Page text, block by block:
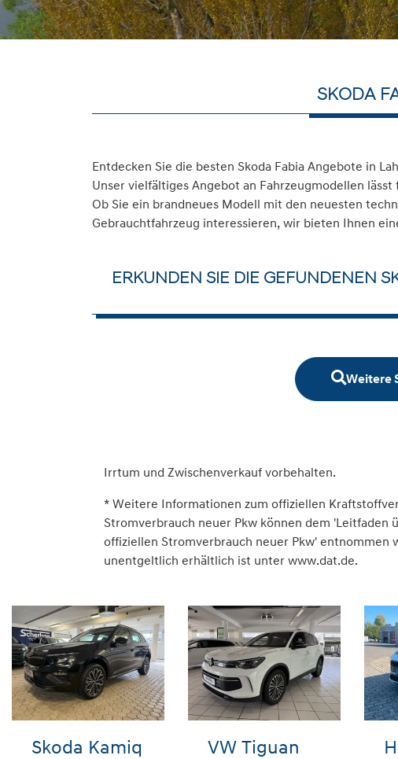
SKODA
Entdecken Sie die besten Skoda Fabia Angebote in
Unser vielfältiges Angebot an Fahrzeugmodellen
Ob Sie ein brandneues Modell mit den neuesten
Gebrauchtfahrzeug interessieren, wir bieten Ihnen
ERKUNDEN SIE DIE GEFUNDENEN
Weitere
Irrtum und Zwischenverkauf vorbehalten.
* Weitere Informationen zum offiziellen
Stromverbrauch neuer Pkw können dem
offiziellen Stromverbrauch neuer Pkw' entnommen
unentgeltlich erhältlich ist unter www.dat.de.
VW Golf Seat Ibiza VW